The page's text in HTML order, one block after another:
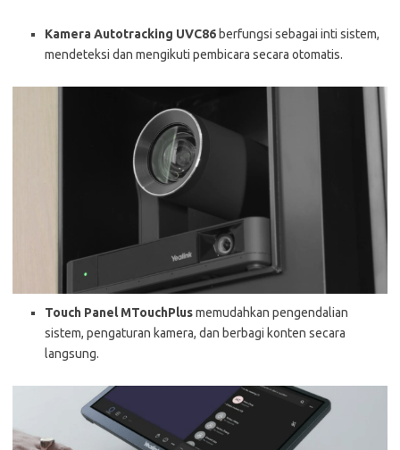
Kamera Autotracking UVC86 berfungsi sebagai inti sistem,
mendeteksi dan mengikuti pembicara secara otomatis.
Touch Panel MTouchPlusmemudahkan pengendalian
sistem, pengaturan kamera, dan berbagi konten secara
langsung.